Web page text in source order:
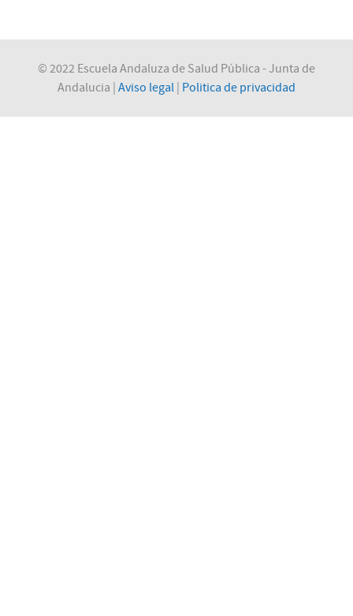
© 2022 Escuela Andaluza de Salud Pública - Junta de
Andalucia | Aviso legal Politica de privacidad